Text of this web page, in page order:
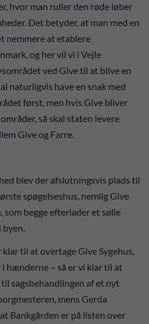
hvor man ruller den røde løber
Det betyder, at man med en
nemmere at etablere
og her vil vi i Vejle
ved Give til at blive en
naturligvis have en snak med
først, men hvis Give bliver
så skal staten levere
Give og Farre.
blev der afslutningsvis plads til
spøgelseshus, nemlig Give
som begge efterlader et sølle
til at overtage Give Sygehus,
i hænderne – så er vi klar til at
sagsbehandlingen af et nyt
mens Gerda
Bankgården er på listen over